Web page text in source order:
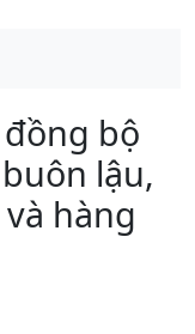
bộ
lậu,
hàng